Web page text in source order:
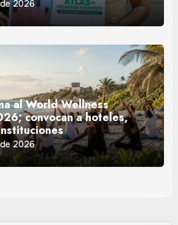
2026
al World Wellness
convocan a hoteles,
2026